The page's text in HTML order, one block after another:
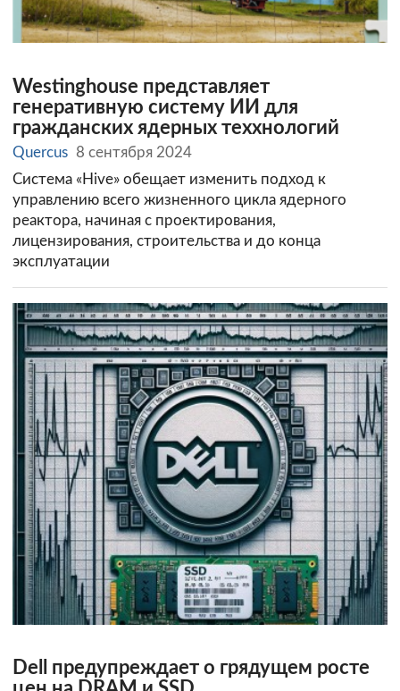
Westinghouse представляет
генеративную систему ИИ для
гражданских ядерных теххнологий
Quercus 8 сентября 2024
Система «Hive» обещает изменить подход к
управлению всего жизненного цикла ядерного
реактора, начиная с проектирования,
лицензирования, строительства и до конца
эксплуатации
Dell предупреждает о грядущем росте